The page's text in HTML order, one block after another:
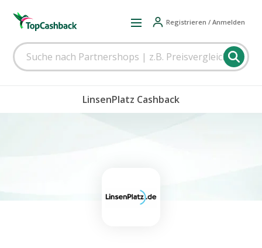
Registrieren / Anmelden
LinsenPlatz Cashback